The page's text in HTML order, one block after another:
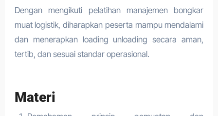
Dengan mengikuti pelatihan manajemen bongkar
muat logistik, diharapkan peserta mampu mendalami
dan menerapkan loading unloading secara aman,
tertib, dan sesuai standar operasional.
Materi